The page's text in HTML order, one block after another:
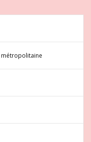
métropolitaine